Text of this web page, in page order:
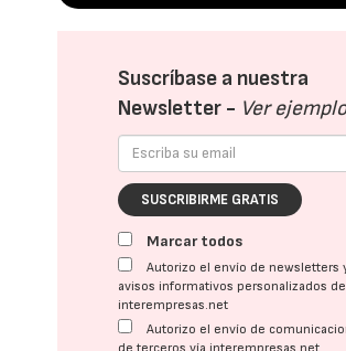
Suscríbase a nuestra
Newsletter - Ver
SUSCRIBIRME GRATIS
Marcar todos
Autorizo el envío de newsletters
avisos informativos personalizados de
interempresas.net
Autorizo el envío de